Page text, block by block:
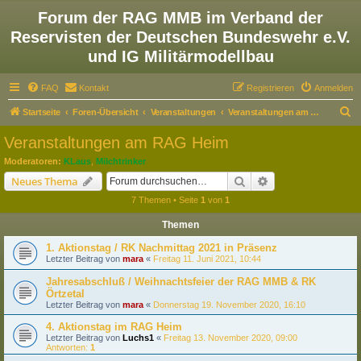
Forum der RAG MMB im Verband der
Reservisten der Deutschen Bundeswehr e.V.
und IG Militärmodellbau
FAQ Kontakt Anmelden
Registrieren
Startseite Foren-Übersicht Veranstaltungen Veranstaltungen am RAG Heim
Veranstaltungen am RAG Heim
Moderatoren: KLaus Milchtrinker
Neues Thema Suche
7 Themen • Seite 1 von 1
Themen
1. Aktionstag / RK Nachmittag 2021 in Präsenz
Letzter Beitrag von mara « Freitag 11. Juni 2021, 10:44
Jahresabschluß / Weihnachtsfeier der RAG MMB & RK
Örtzetal
Letzter Beitrag von mara « Donnerstag 19. November 2020, 16:10
4. Aktionstag im RAG Heim
Letzter Beitrag von Luchs1 « Freitag 13. November 2020, 09:00
Antworten: 1